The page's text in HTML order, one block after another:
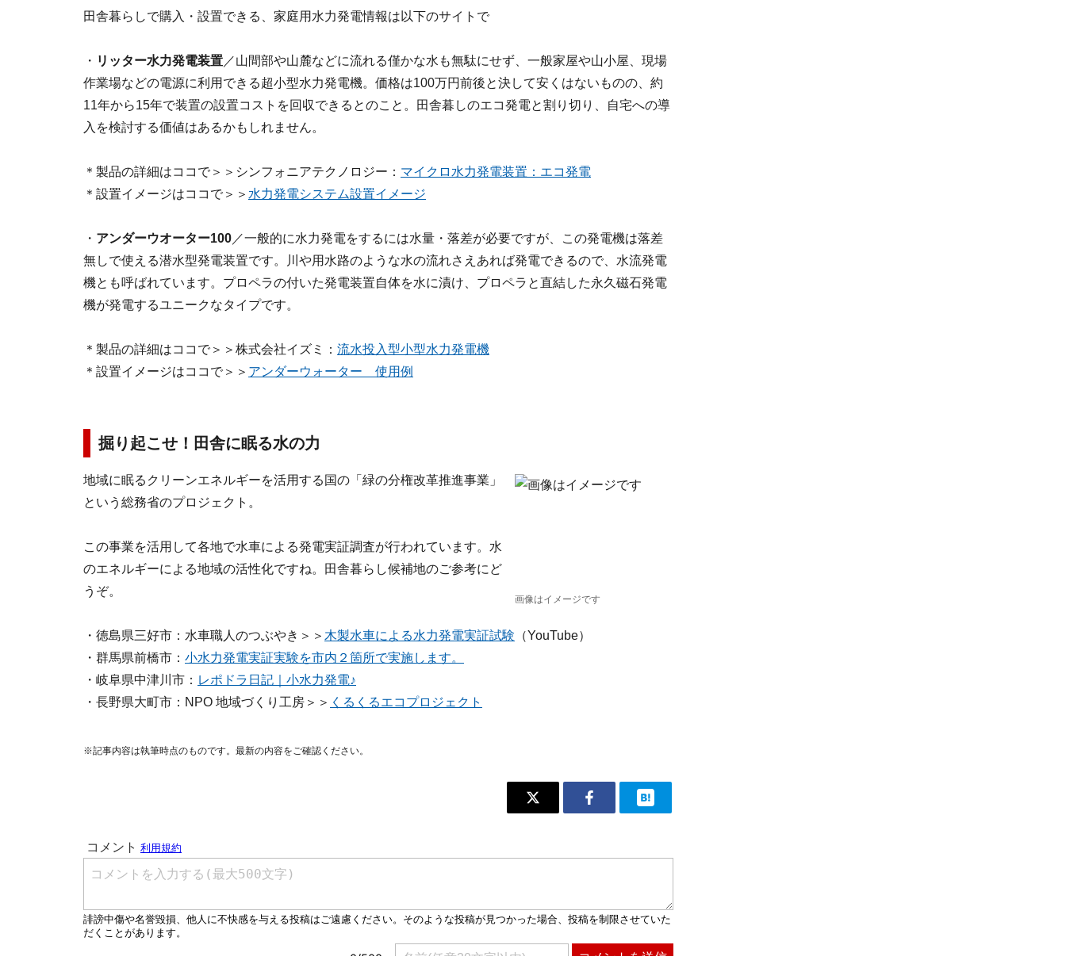
田舎暮らしで購入・設置できる、家庭用水力発電情報は以下のサイトで
・ リッター水力発電装置 ／山間部や山麓などに流れる僅かな水も無駄にせず、一般家屋や山小屋、現場
作業場などの電源に利用できる超小型水力発電機。価格は100万円前後と決して安くはないものの、約
11年から15年で装置の設置コストを回収できるとのこと。田舎暮しのエコ発電と割り切り、自宅への導
入を検討する価値はあるかもしれません。
＊製品の詳細はココで＞＞シンフォニアテクノロジー： マイクロ水力発電装置：エコ発電
＊設置イメージはココで＞＞ 水力発電システム設置イメージ
・ アンダーウオーター100 ／一般的に水力発電をするには水量・落差が必要ですが、この発電機は落差
無しで使える潜水型発電装置です。川や用水路のような水の流れさえあれば発電できるので、水流発電
機とも呼ばれています。プロペラの付いた発電装置自体を水に漬け、プロペラと直結した永久磁石発電
機が発電するユニークなタイプです。
＊製品の詳細はココで＞＞株式会社イズミ： 流水投入型小型水力発電機
＊設置イメージはココで＞＞ アンダーウォーター 使用例
掘り起こせ！田舎に眠る水の力
画像はイメージです
地域に眠るクリーンエネルギーを活用する国の「緑の分権改革推進事業」
という総務省のプロジェクト。
この事業を活用して各地で水車による発電実証調査が行われています。水
のエネルギーによる地域の活性化ですね。田舎暮らし候補地のご参考にど
うぞ。
・徳島県三好市：水車職人のつぶやき＞＞ 木製水車による水力発電実証試験 （YouTube）
・群馬県前橋市： 小水力発電実証実験を市内２箇所で実施します。
・岐阜県中津川市： レポドラ日記｜小水力発電♪
・長野県大町市：NPO 地域づくり工房＞＞ くるくるエコプロジェクト
※記事内容は執筆時点のものです。最新の内容をご確認ください。